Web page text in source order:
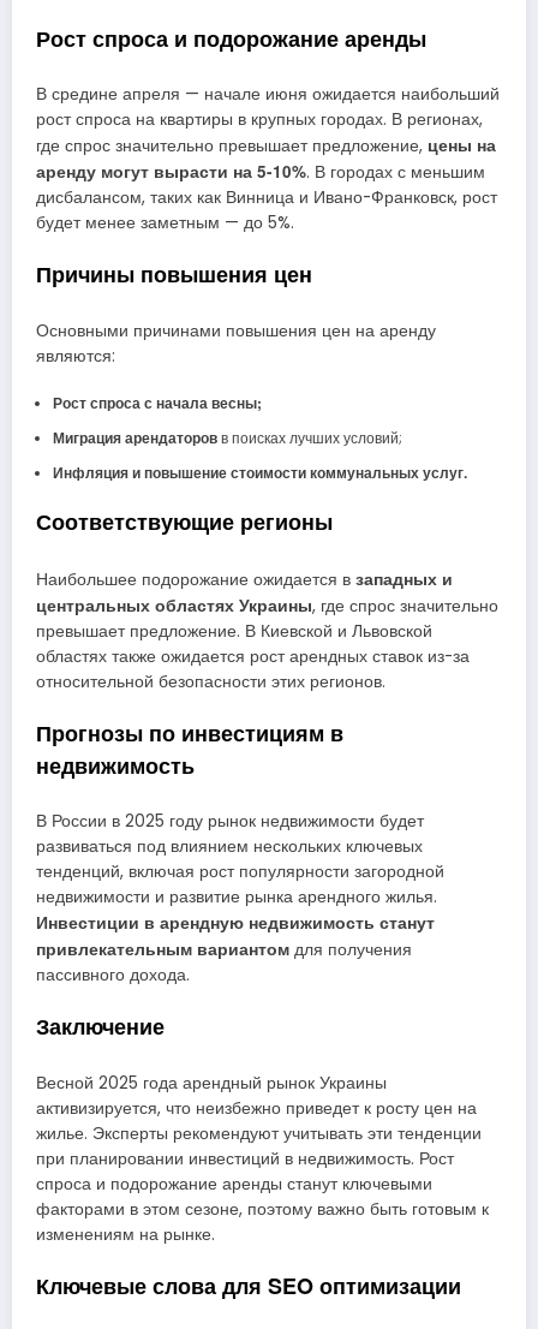
Рост спроса и подорожание аренды
В средине апреля — начале июня ожидается наибольший
рост спроса на квартиры в крупных городах. В регионах,
где спрос значительно превышает предложение, цены на
аренду могут вырасти на 5-10%. В городах с меньшим
дисбалансом, таких как Винница и Ивано-Франковск, рост
будет менее заметным — до 5%.
Причины повышения цен
Основными причинами повышения цен на аренду
являются:
Рост спроса с начала весны;
Миграция арендаторовв поисках лучших условий;
Инфляция и повышение стоимости коммунальных услуг.
Соответствующие регионы
Наибольшее подорожание ожидается в западных и
центральных областях Украины, где спрос значительно
превышает предложение. В Киевской и Львовской
областях также ожидается рост арендных ставок из-за
относительной безопасности этих регионов.
Прогнозы по инвестициям в
недвижимость
В России в 2025 году рынок недвижимости будет
развиваться под влиянием нескольких ключевых
тенденций, включая рост популярности загородной
недвижимости и развитие рынка арендного жилья.
Инвестиции в арендную недвижимость станут
привлекательным вариантом для получения
пассивного дохода.
Заключение
Весной 2025 года арендный рынок Украины
активизируется, что неизбежно приведет к росту цен на
жилье. Эксперты рекомендуют учитывать эти тенденции
при планировании инвестиций в недвижимость. Рост
спроса и подорожание аренды станут ключевыми
факторами в этом сезоне, поэтому важно быть готовым к
изменениям на рынке.
Ключевые слова для SEO оптимизации